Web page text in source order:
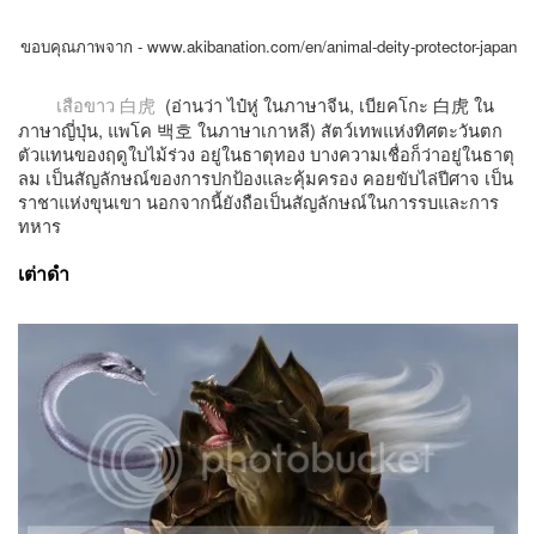
ขอบคุณภาพจาก - www.akibanation.com/en/animal-deity-protector-japan
เสือขาว 白虎 (อ่านว่า ไป๋หู่ ในภาษาจีน, เบียคโกะ 白虎ใน
ภาษาญี่ปุ่น, แพโค 백호 ในภาษาเกาหลี) สัตว์เทพแห่งทิศตะวันตก
ตัวแทนของฤดูใบไม้ร่วง อยู่ในธาตุทอง บางความเชื่อก็ว่าอยู่ในธาตุ
ลม เป็นสัญลักษณ์ของการปกป้องและคุ้มครอง คอยขับไล่ปีศาจ เป็น
ราชาแห่งขุนเขา นอกจากนี้ยังถือเป็นสัญลักษณ์ในการรบและการ
ทหาร
เต่าดำ